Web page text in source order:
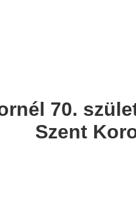
70.
Szent